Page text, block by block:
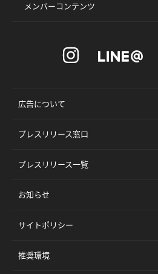
メンバーコンテンツ
広告について
プレスリリース窓口
プレスリリース一覧
お知らせ
サイトポリシー
推奨環境